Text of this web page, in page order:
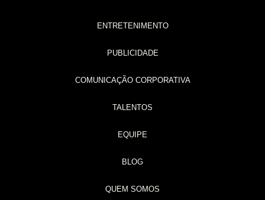
ENTRETENIMENTO
PUBLICIDADE
COMUNICAÇÃO CORPORATIVA
TALENTOS
EQUIPE
BLOG
QUEM SOMOS